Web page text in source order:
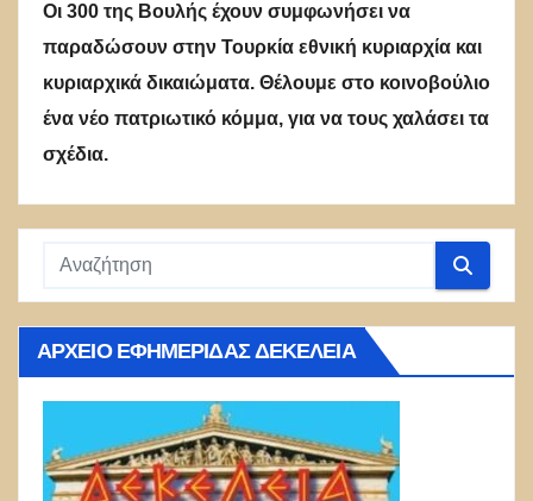
Οι 300 της Βουλής έχουν συμφωνήσει να
παραδώσουν στην Τουρκία εθνική κυριαρχία και
κυριαρχικά δικαιώματα. Θέλουμε στο κοινοβούλιο
ένα νέο πατριωτικό κόμμα, για να τους χαλάσει τα
σχέδια.
ΑΡΧΕΊΟ ΕΦΗΜΕΡΊΔΑΣ ΔΕΚΈΛΕΙΑ